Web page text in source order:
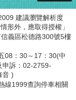
建議瀏覽解析度
形外，應取得授權」
義區松德路300號5樓
08：30～17：30(中
申訴：02-2759-
音 )
線1999查詢停車相關